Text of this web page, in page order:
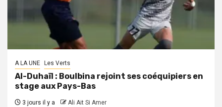
A LA UNE Les Verts
Al-Duhaïl : Boulbina rejoint ses coéquipiers en
stage aux Pays-Bas
3 jours il y a Ali Ait Si Amer